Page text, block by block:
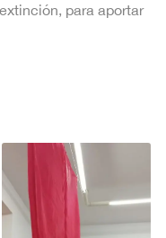
para aportar